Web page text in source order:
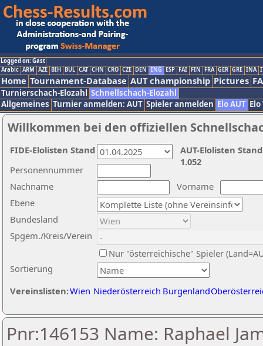
Logged on: Gast
Arabic ARM AZE BIH BUL CAT CHN CRO CZE DEN ENG ESP FAI FIN FRA GER GRE INA
Home Tournament-Database AUT championship Pictures
Turnierschach-Elozahl Schnellschach-Elozahl
Allgemeines Turnier anmelden: AUT Spieler anmelden Elo AUT
Willkommen bei den offiziellen
Nachname
Vorname
Ebene
Sortierung
Personennummer
Bundesland
Spgem./Kreis/Verein
Nur "österreichische" Spieler
Vereinslisten:Wien Niederösterreich Burgenland
AUT-Elolisten
1.052
FIDE-Elolisten Stand
Pnr:146153 Name: Raphael